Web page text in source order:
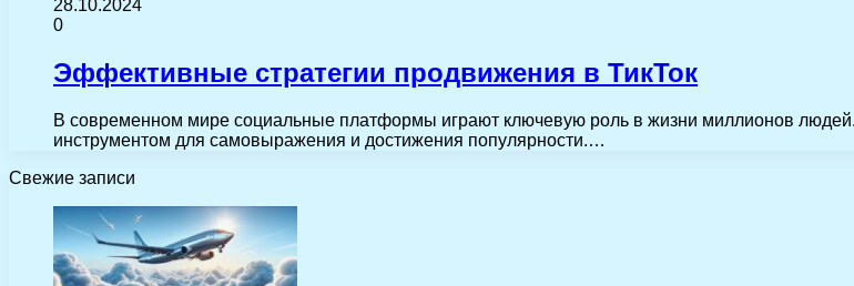
28.10.2024
0
Эффективные стратегии продвижения в ТикТок
В современном мире социальные платформы играют ключевую роль в жизни миллионов
инструментом для самовыражения и достижения популярности.…
Свежие записи